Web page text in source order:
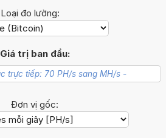
Loại đo lường:
Giá trị ban đầu:
Đơn vị gốc: